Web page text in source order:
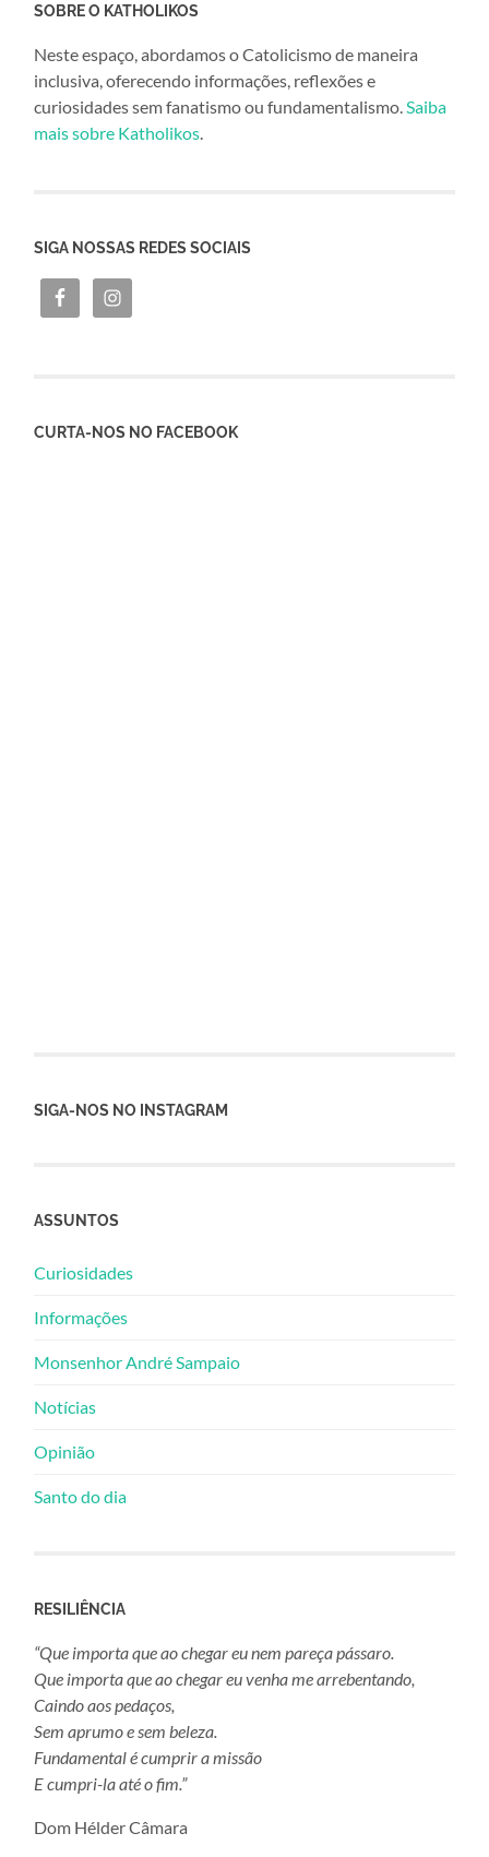
SOBRE O KATHOLIKOS
Neste espaço, abordamos o Catolicismo de maneira
inclusiva, oferecendo informações, reflexões e
curiosidades sem fanatismo ou fundamentalismo.Saiba
mais sobre Katholikos.
SIGA NOSSAS REDES SOCIAIS
CURTA-NOS NO FACEBOOK
SIGA-NOS NO INSTAGRAM
ASSUNTOS
Curiosidades
Informações
Monsenhor André Sampaio
Notícias
Opinião
Santo do dia
RESILIÊNCIA
“Que importa que ao chegar eu nem pareça pássaro.
Que importa que ao chegar eu venha me arrebentando,
Caindo aos pedaços,
Sem aprumo e sem beleza.
Fundamental é cumprir a missão
E cumpri-la até o fim.”
Dom Hélder Câmara